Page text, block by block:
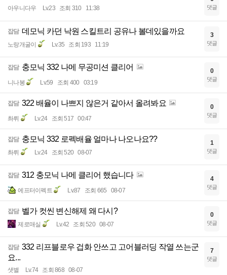
아우니다우 Lv.23 조회 310 11:38 댓글
잡담 데모닉 카던 낙원 스킬트리 공유나 볼데있을까요
노랑개굴이 Lv.35 조회 193 11:19
3
댓글
잡담 충모닉 332 나메 무공미션 클리어
니나봉 Lv.59 조회 400 03:19
0
댓글
잡담 322 배율이 나쁘지 않은거 같아서 올려봐요
촤뤼 Lv.24 조회 517 00:47
0
댓글
잡담 충모닉 332 로펙배율 얼마나 나오나요??
촤뤼 Lv.24 조회 520 08-07
1
댓글
잡담 312 충모닉 나메 클리어 했습니다
에프터이펙트 Lv.87 조회 665 08-07
4
댓글
잡담 벨가 컷씬 변신해제 왜 다시?
제로매실 Lv.42 조회 520 08-07
0
댓글
잡담 332 리프블로우 겁화 안쓰고 고어블러딩 작열 쓰는군
요...
샛별 Lv.74 조회 868 08-07
7
댓글